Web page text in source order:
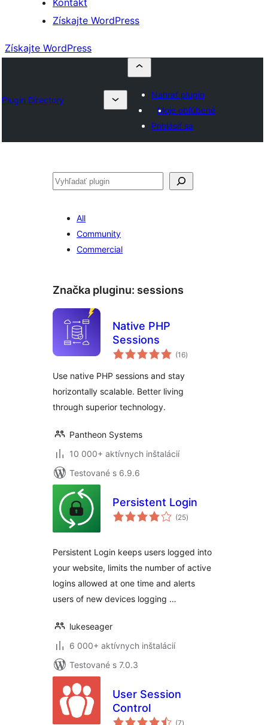
Kontakt
Získajte WordPress
Získajte WordPress
Plugin Directory
Nahrať plugin
Moje obľúbené
Prihlásiť sa
Hľadať
All
Community
Commercial
Značka pluginu: sessions
Native PHP
Sessions
(16celkové
hodnotenie
)
Use native PHP sessions and stay
horizontally scalable. Better living
through superior technology.
Pantheon Systems
10 000+ aktívnych inštalácií
Testované s 6.9.6
Persistent Login
(25celkové
hodnotenie
)
Persistent Login keeps users logged into
your website, limits the number of active
logins allowed at one time and alerts
users of new devices logging …
lukeseager
6 000+ aktívnych inštalácií
Testované s 7.0.3
User Session
Control
(7celkové
)